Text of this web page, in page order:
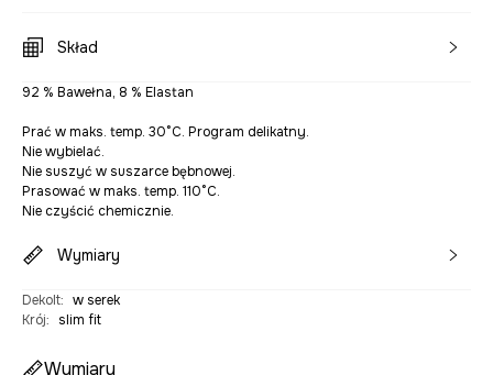
Skład
92 % Bawełna, 8 % Elastan
Prać w maks. temp. 30°C. Program delikatny.
Nie wybielać.
Nie suszyć w suszarce bębnowej.
Prasować w maks. temp. 110°C.
Nie czyścić chemicznie.
Wymiary
Dekolt: w serek
Krój: slim fit
Wymiary